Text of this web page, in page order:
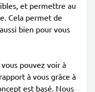
et permettre au
Cela permet de
bien pour vous
pouvez voir à
à vous grâce à
est basé. Nous